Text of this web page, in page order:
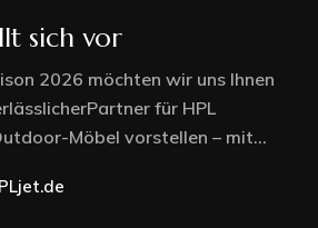
sich vor
2026 möchten wir uns Ihnen
für HPL
Möbel vorstellen – mit...